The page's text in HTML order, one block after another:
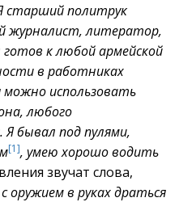
старший политрук
журналист, литератор,
к любой армейской
в работниках
использовать
любого
Я бывал под пулями,
[1], умею хорошо водить
звучат слова,
с оружием в руках драться